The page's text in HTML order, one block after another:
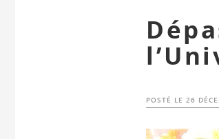
POSTÉ LE26